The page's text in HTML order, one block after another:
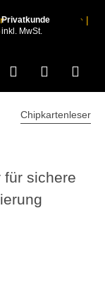
Privatkunde
inkl. MwSt.
Chipkartenleser
für sichere